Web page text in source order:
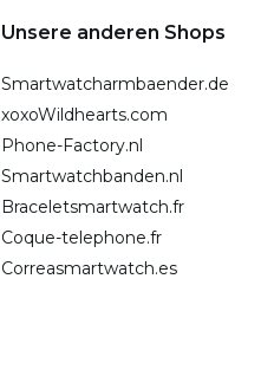
Unsere anderen Shops
Smartwatcharmbaender.de
xoxoWildhearts.com
Phone-Factory.nl
Smartwatchbanden.nl
Braceletsmartwatch.fr
Coque-telephone.fr
Correasmartwatch.es